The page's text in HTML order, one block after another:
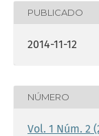
PUBLICADO
2014-11-12
NÚMERO
Vol. 1 Núm. 2